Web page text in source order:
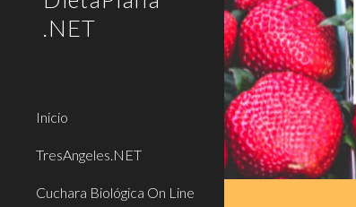
.NET
Inicio
TresAngeles.NET
Cuchara Biológica On Line